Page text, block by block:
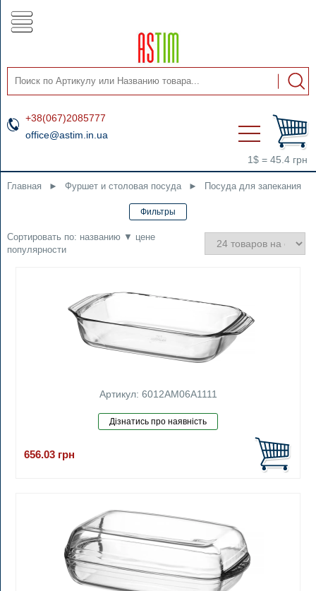
+38(067)2085777
office@astim.in.ua
1$ = 45.4 грн
Главная ► Фуршет и столовая посуда ► Посуда для запекания
Сортировать по: названию ▼ цене
популярности
Артикул: 6012AM06A1111
656.03 грн